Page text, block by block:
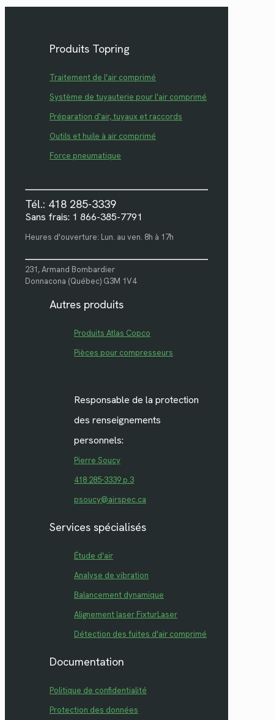
Produits Topring
Traitement de l'air comprimé
Système de tuyauterie pour l'air comprimé
Préparation d'air, tuyaux et raccords
Outils et huile à air comprimé
Force pneumatique
Tél.: 418 285-3339
Sans frais: 1 866-385-7791
Heures d'ouverture: Lun. au ven. 8h à 17h
231, Armand Bombardier
Donnacona (Québec) G3M 1V4
Autres produits
Produits Atlas Copco
Pièces pour compresseurs
Responsable de la protection
des renseignements
personnels:
Pierre Soucy
418 285-3339 p.3
psoucy@airspec.ca
Services spécialisés
Étude d'air
Analyse de vibration
Balancement dynamique
Alignement laser FixturLaser
Détection des fuites d'air comprimé
Documentation
Politique de confidentialité
Protection des données